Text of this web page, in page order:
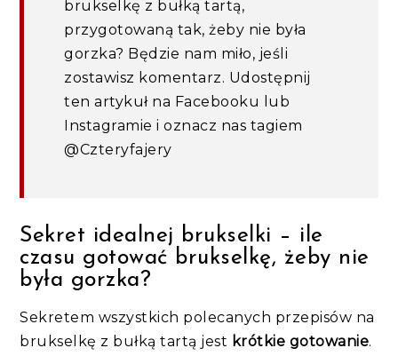
brukselkę z bułką tartą,
przygotowaną tak, żeby nie była
gorzka? Będzie nam miło, jeśli
zostawisz komentarz. Udostępnij
ten artykuł na Facebooku lub
Instagramie i oznacz nas tagiem
@Czteryfajery
Sekret idealnej brukselki – ile
czasu gotować brukselkę, żeby nie
była gorzka?
Sekretem wszystkich polecanych przepisów na
brukselkę z bułką tartą jest krótkie gotowanie.